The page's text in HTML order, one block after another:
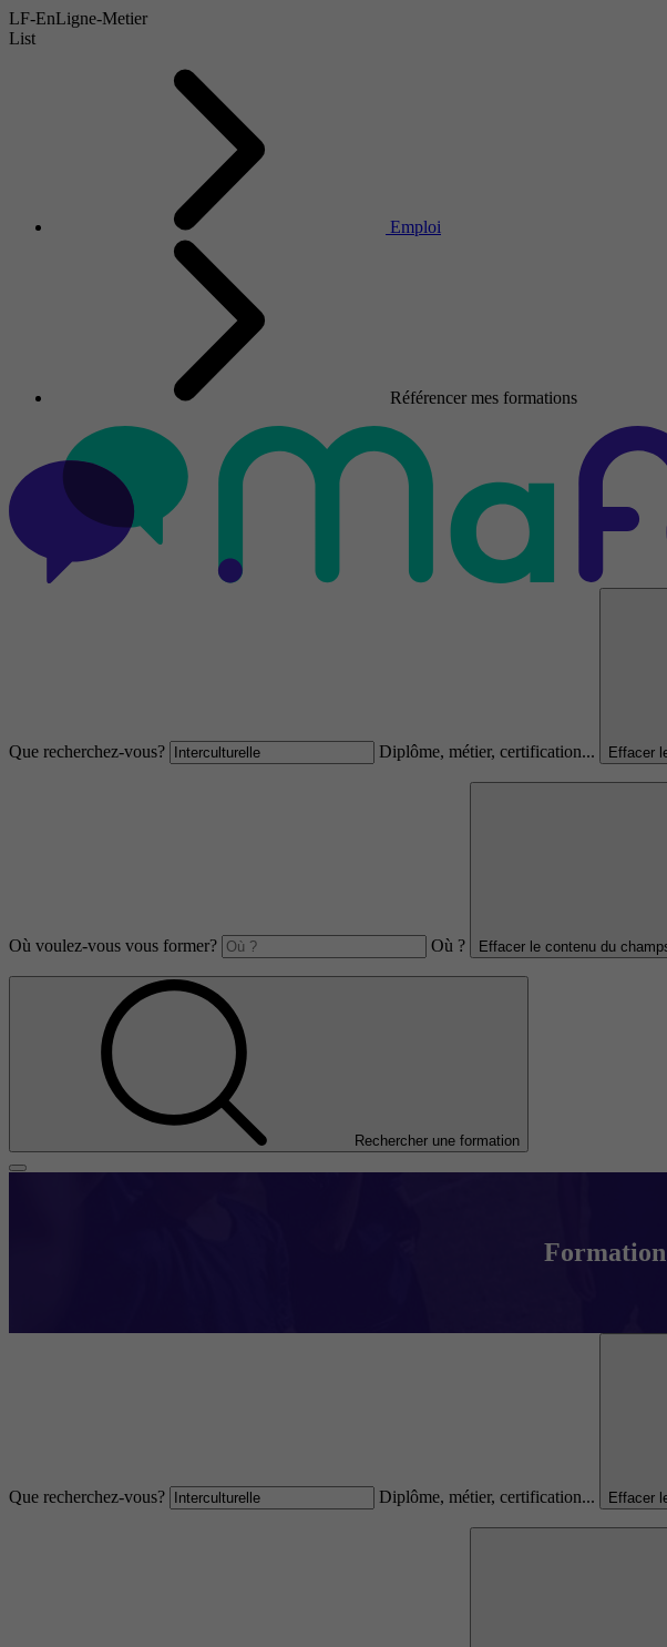
LF-EnLigne-Metier
List
Emploi
Référencer mes formations
Que recherchez-vous? Diplôme, métier, certification... Effacer
Où voulez-vous vous former? Où ? Effacer le contenu du
Rechercher une formation
Que recherchez-vous? Diplôme, métier, certification... Effacer